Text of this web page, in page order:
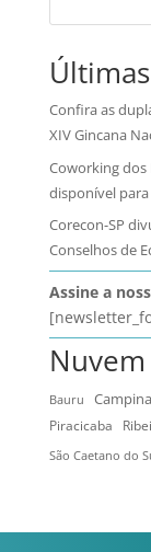
Confira as
XIV Gincana
Coworking dos
disponível
Corecon-SP
Conselhos de
Assine a
Bauru
Piracicaba
São Caetano do